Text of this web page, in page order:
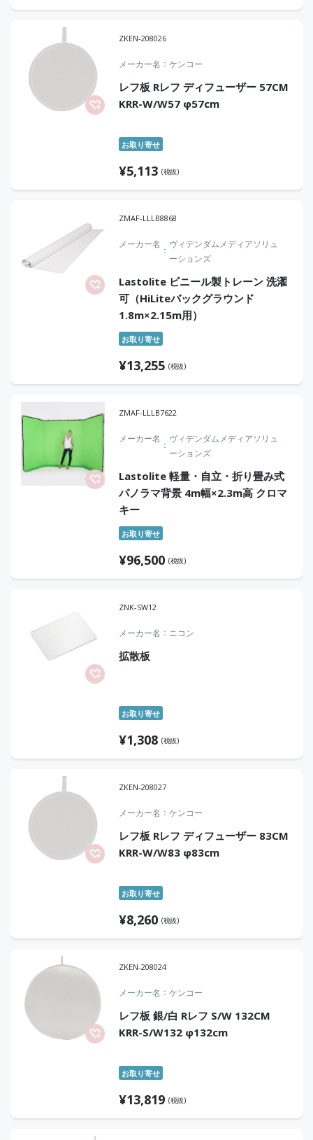
ZKEN-208026
メーカー名 ケンコー
レフ板 Rレフ ディフューザー 57CM
KRR-W/W57 φ57cm
お取り寄せ
¥5,113 (税抜)
ZMAF-LLLB8868
メーカー名
ヴィデンダムメディアソリュ
ーションズ
Lastolite ビニール製トレーン 洗濯
可（HiLiteバックグラウンド
1.8m×2.15m用）
お取り寄せ
¥13,255 (税抜)
ZMAF-LLLB7622
メーカー名
ヴィデンダムメディアソリュ
ーションズ
Lastolite 軽量・自立・折り畳み式
パノラマ背景 4m幅×2.3m高 クロマ
キー
お取り寄せ
¥96,500 (税抜)
ZNK-SW12
メーカー名 ニコン
拡散板
お取り寄せ
¥1,308 (税抜)
ZKEN-208027
メーカー名 ケンコー
レフ板 Rレフ ディフューザー 83CM
KRR-W/W83 φ83cm
お取り寄せ
¥8,260 (税抜)
ZKEN-208024
メーカー名 ケンコー
レフ板 銀/白 Rレフ S/W 132CM
KRR-S/W132 φ132cm
お取り寄せ
¥13,819 (税抜)